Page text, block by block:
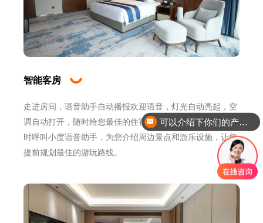
智能客房
走进房间，语音助手自动播报欢迎语音，灯光自动亮起，空
调自动打开，随时给您最佳的住宿体验！如有需要，还可随
时呼叫小度语音助手，为您介绍周边景点和游乐设施，让您
提前规划最佳的游玩路线。
可以介绍下你们的产品么？